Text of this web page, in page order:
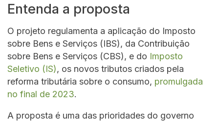
Entenda a proposta
O projeto regulamenta a aplicação do Imposto
sobre Bens e Serviços (IBS), da Contribuição
sobre Bens e Serviços (CBS), e do Imposto
Seletivo (IS), os novos tributos criados pela
reforma tributária sobre o consumo, promulgada
no final de 2023.
A proposta é uma das prioridades do governo